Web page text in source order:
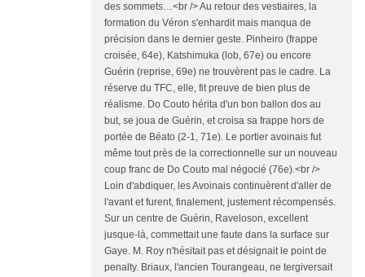
des sommets…<br /> Au retour des vestiaires, la
formation du Véron s'enhardit mais manqua de
précision dans le dernier geste. Pinheiro (frappe
croisée, 64e), Katshimuka (lob, 67e) ou encore
Guérin (reprise, 69e) ne trouvèrent pas le cadre. La
réserve du TFC, elle, fit preuve de bien plus de
réalisme. Do Couto hérita d'un bon ballon dos au
but, se joua de Guérin, et croisa sa frappe hors de
portée de Béato (2-1, 71e). Le portier avoinais fut
même tout près de la correctionnelle sur un nouveau
coup franc de Do Couto mal négocié (76e).<br />
Loin d'abdiquer, les Avoinais continuèrent d'aller de
l'avant et furent, finalement, justement récompensés.
Sur un centre de Guérin, Raveloson, excellent
jusque-là, commettait une faute dans la surface sur
Gaye. M. Roy n'hésitait pas et désignait le point de
penalty. Briaux, l'ancien Tourangeau, ne tergiversait